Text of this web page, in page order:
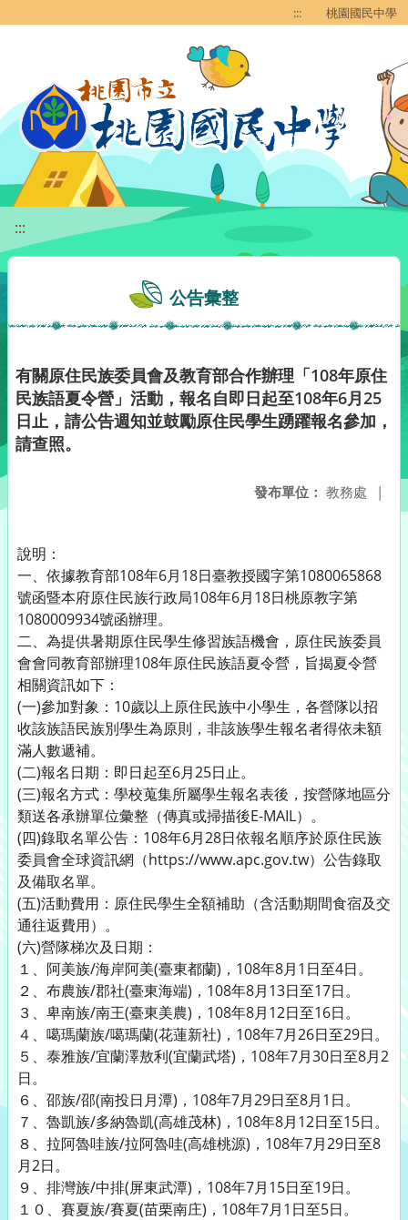
::: 桃園國民中學
:::
公告彙整
有關原住民族委員會及教育部合作辦理「108年原住
民族語夏令營」活動，報名自即日起至108年6月25
日止，請公告週知並鼓勵原住民學生踴躍報名參加，
請查照。
發布單位： 教務處 |
說明：
一、依據教育部108年6月18日臺教授國字第1080065868
號函暨本府原住民族行政局108年6月18日桃原教字第
1080009934號函辦理。
二、為提供暑期原住民學生修習族語機會，原住民族委員
會會同教育部辦理108年原住民族語夏令營，旨揭夏令營
相關資訊如下：
(一)參加對象：10歲以上原住民族中小學生，各營隊以招
收該族語民族別學生為原則，非該族學生報名者得依未額
滿人數遞補。
(二)報名日期：即日起至6月25日止。
(三)報名方式：學校蒐集所屬學生報名表後，按營隊地區分
類送各承辦單位彙整（傳真或掃描後E-MAIL）。
(四)錄取名單公告：108年6月28日依報名順序於原住民族
委員會全球資訊網（https://www.apc.gov.tw）公告錄取
及備取名單。
(五)活動費用：原住民學生全額補助（含活動期間食宿及交
通往返費用）。
(六)營隊梯次及日期：
１、阿美族/海岸阿美(臺東都蘭)，108年8月1日至4日。
２、布農族/郡社(臺東海端)，108年8月13日至17日。
３、卑南族/南王(臺東美農)，108年8月12日至16日。
４、噶瑪蘭族/噶瑪蘭(花蓮新社)，108年7月26日至29日。
５、泰雅族/宜蘭澤敖利(宜蘭武塔)，108年7月30日至8月2
日。
６、邵族/邵(南投日月潭)，108年7月29日至8月1日。
７、魯凱族/多納魯凱(高雄茂林)，108年8月12日至15日。
８、拉阿魯哇族/拉阿魯哇(高雄桃源)，108年7月29日至8
月2日。
９、排灣族/中排(屏東武潭)，108年7月15日至19日。
１０、賽夏族/賽夏(苗栗南庄)，108年7月1日至5日。